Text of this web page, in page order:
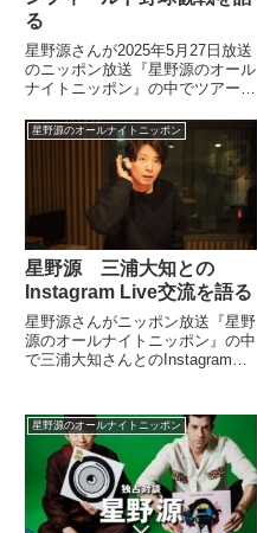
る
星野源さんが2025年5月27日放送
のニッポン放送『星野源のオール
ナイトニッポン』の中でツアーで
ンフィールドHOKKAIDOで日本
ハムファイターズの試合を観戦し
た際の模様を話していました。
星野源のオールナイトニッポン
星野源 三浦大知との
Instagram Live交流を語る
星野源さんがニッポン放送『星野
源のオールナイトニッポン』の中
で三浦大知さんとのInstagram
は、先日開催した
#PopVirusWorldTour 上海公演・
NY公演に...
星野源のオールナイトニッポン